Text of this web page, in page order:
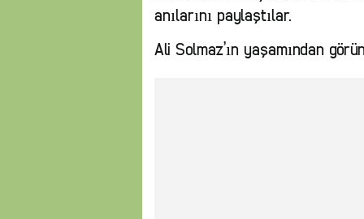
anılarını paylaştılar.
Ali Solmaz’ın yaşamından